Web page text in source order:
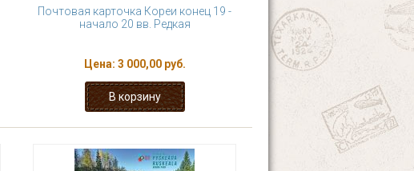
Почтовая карточка Кореи конец 19 -
начало 20 вв. Редкая
Цена: 3 000,00 руб.